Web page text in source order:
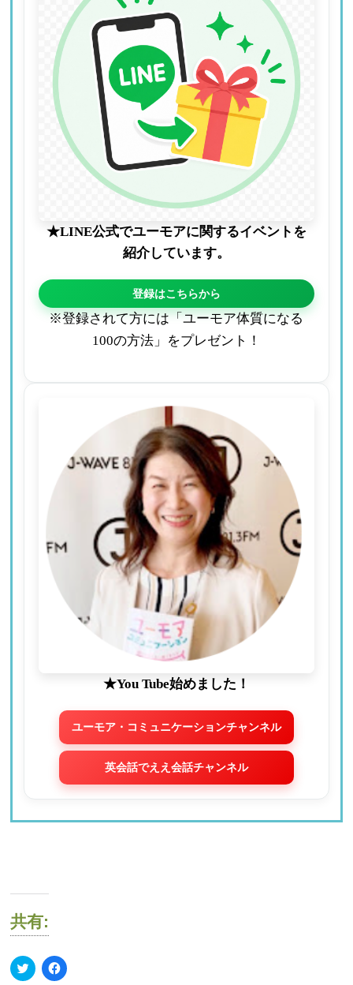
★LINE公式でユーモアに関するイベントを
紹介しています。
登録はこちらから
※登録されて方には「ユーモア体質になる
100の方法」をプレゼント！
★You Tube始めました！
ユーモア・コミュニケーションチャンネル
英会話でええ会話チャンネル
共有:
ク
リ
Facebook
で